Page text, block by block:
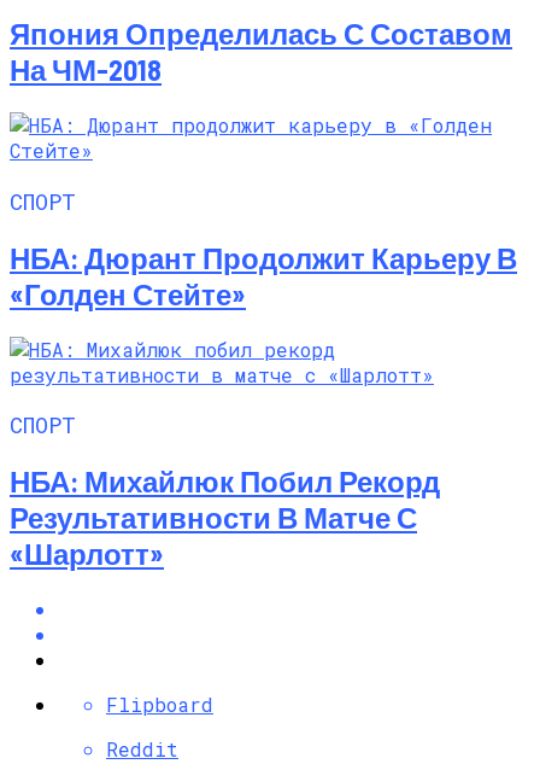
Япония Определилась С Составом
На ЧМ-2018
СПОРТ
НБА: Дюрант Продолжит Карьеру В
«Голден Стейте»
СПОРТ
НБА: Михайлюк Побил Рекорд
Результативности В Матче С
«Шарлотт»
Flipboard
Reddit